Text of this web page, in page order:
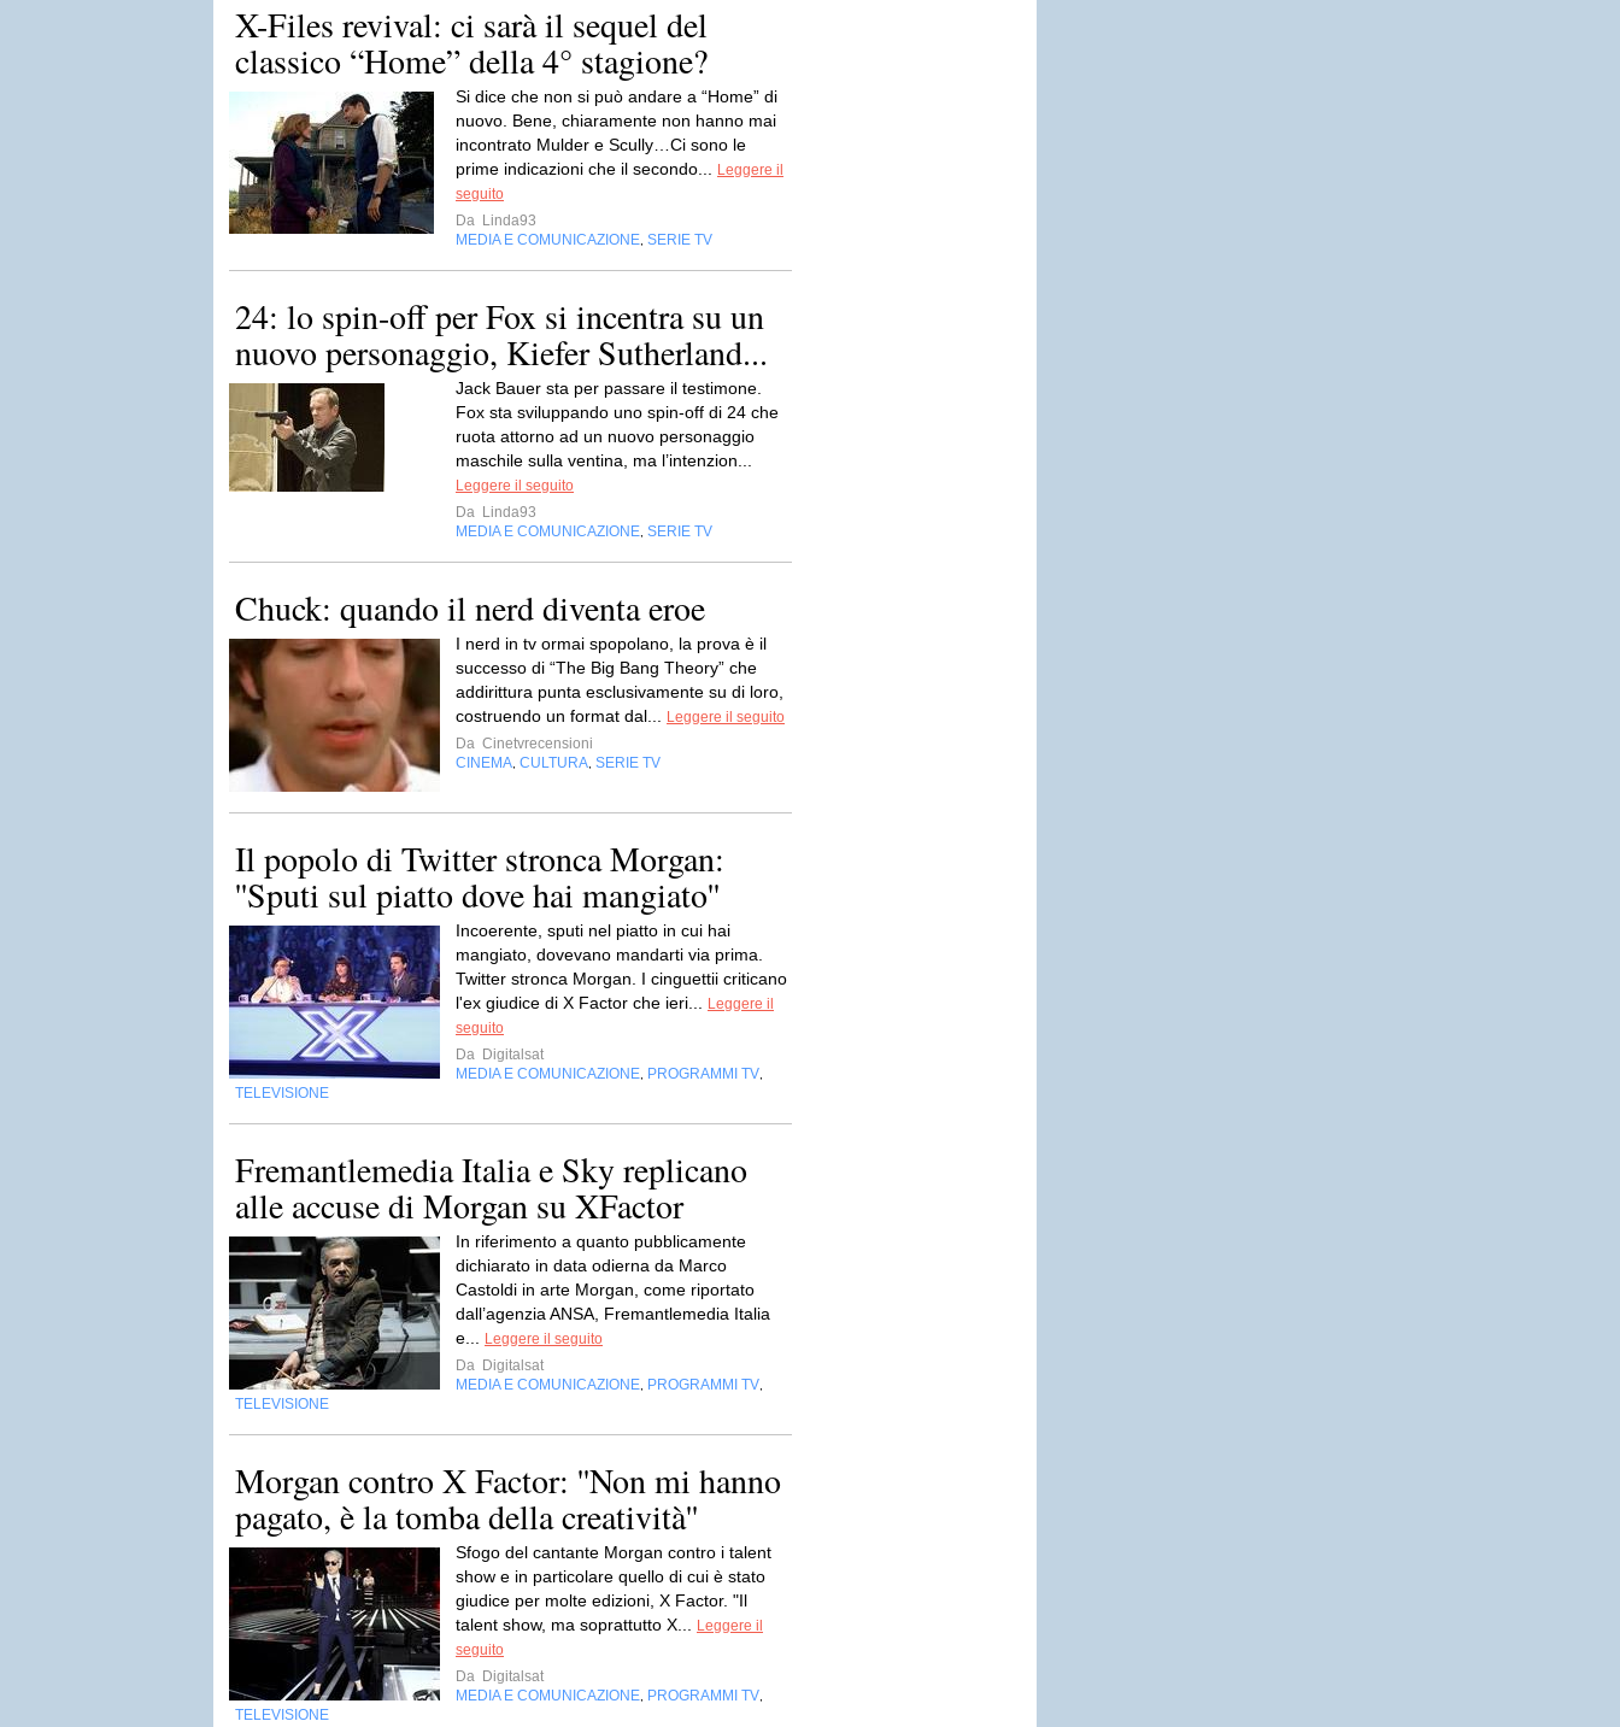
X-Files revival: ci sarà il sequel del
classico “Home” della 4° stagione?
Si dice che non si può andare a “Home” di
nuovo. Bene, chiaramente non hanno mai
incontrato Mulder e Scully…Ci sono le
prime indicazioni che il secondo...
Leggere il
seguito
Da Linda93
MEDIA E COMUNICAZIONE SERIE TV
24: lo spin-off per Fox si incentra su un
nuovo personaggio, Kiefer Sutherland...
Jack Bauer sta per passare il testimone.
Fox sta sviluppando uno spin-off di 24 che
ruota attorno ad un nuovo personaggio
maschile sulla ventina, ma l’intenzion...
Leggere il seguito
Da Linda93
MEDIA E COMUNICAZIONE SERIE TV
Chuck: quando il nerd diventa eroe
I nerd in tv ormai spopolano, la prova è il
successo di “The Big Bang Theory” che
addirittura punta esclusivamente su di loro,
costruendo un format dal...
Leggere il seguito
Da Cinetvrecensioni
CINEMA CULTURA SERIE TV
Il popolo di Twitter stronca Morgan:
''Sputi sul piatto dove hai mangiato''
Incoerente, sputi nel piatto in cui hai
mangiato, dovevano mandarti via prima.
Twitter stronca Morgan. I cinguettii criticano
l'ex giudice di X Factor che ieri...
Leggere il
seguito
Da Digitalsat
MEDIA E COMUNICAZIONE PROGRAMMI TV
TELEVISIONE
Fremantlemedia Italia e Sky replicano
alle accuse di Morgan su XFactor
In riferimento a quanto pubblicamente
dichiarato in data odierna da Marco
Castoldi in arte Morgan, come riportato
dall’agenzia ANSA, Fremantlemedia Italia
e...
Leggere il seguito
Da Digitalsat
MEDIA E COMUNICAZIONE PROGRAMMI TV
TELEVISIONE
Morgan contro X Factor: ''Non mi hanno
pagato, è la tomba della creatività''
Sfogo del cantante Morgan contro i talent
show e in particolare quello di cui è stato
giudice per molte edizioni, X Factor. "Il
talent show, ma soprattutto X...
Leggere il
seguito
Da Digitalsat
MEDIA E COMUNICAZIONE PROGRAMMI TV
TELEVISIONE